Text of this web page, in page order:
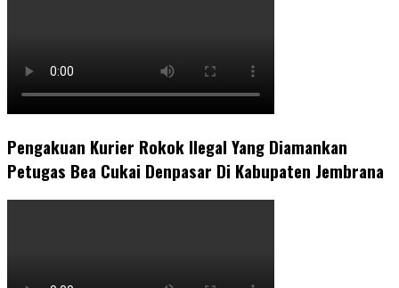
Pengakuan Kurier Rokok Ilegal Yang Diamankan
Petugas Bea Cukai Denpasar Di Kabupaten Jembrana